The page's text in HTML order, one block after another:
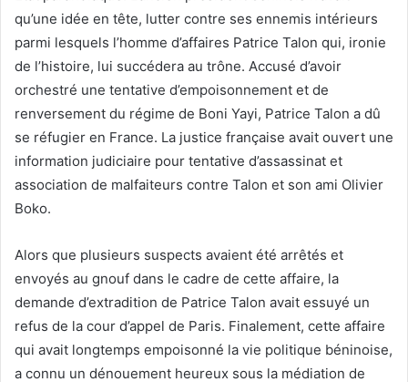
qu’une idée en tête, lutter contre ses ennemis intérieurs
parmi lesquels l’homme d’affaires Patrice Talon qui, ironie
de l’histoire, lui succédera au trône. Accusé d’avoir
orchestré une tentative d’empoisonnement et de
renversement du régime de Boni Yayi, Patrice Talon a dû
se réfugier en France. La justice française avait ouvert une
information judiciaire pour tentative d’assassinat et
association de malfaiteurs contre Talon et son ami Olivier
Boko.
Alors que plusieurs suspects avaient été arrêtés et
envoyés au gnouf dans le cadre de cette affaire, la
demande d’extradition de Patrice Talon avait essuyé un
refus de la cour d’appel de Paris. Finalement, cette affaire
qui avait longtemps empoisonné la vie politique béninoise,
a connu un dénouement heureux sous la médiation de